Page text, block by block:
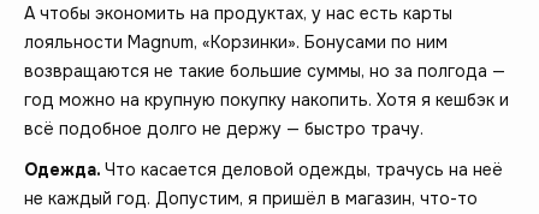
А чтобы экономить на продуктах, у нас есть карты
лояльности Magnum, «Корзинки». Бонусами по ним
возвращаются не такие большие суммы, но за полгода —
год можно на крупную покупку накопить. Хотя я кешбэк и
всё подобное долго не держу — быстро трачу.
Одежда. Что касается деловой одежды, трачусь на неё
не каждый год. Допустим, я пришёл в магазин, что-то